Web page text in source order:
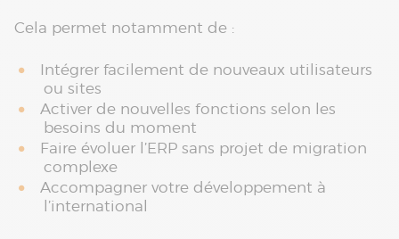
Cela permet notamment de :
Intégrer facilement de nouveaux utilisateurs
ou sites
Activer de nouvelles fonctions selon les
besoins du moment
Faire évoluer l’ERP sans projet de migration
complexe
Accompagner votre développement à
l’international